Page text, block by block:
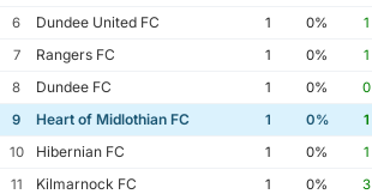
6
Dundee United FC 1 0% 1
7
Rangers FC 1 0% 1
8
Dundee FC 1 0% 0
9
Heart of Midlothian FC 1 0% 1
10
Hibernian FC 1 0% 1
11
Kilmarnock FC 1 0% 3